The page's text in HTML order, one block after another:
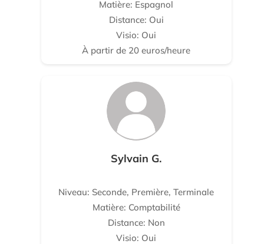
Matière: Espagnol
Distance: Oui
Visio: Oui
À partir de 20 euros/heure
Sylvain G.
Niveau: Seconde, Première, Terminale
Matière: Comptabilité
Distance: Non
Visio: Oui